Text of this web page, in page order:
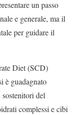
un passo
e generale, ma il
per guidare il
Diet (SCD)
è guadagnato
del
complessi e cibi